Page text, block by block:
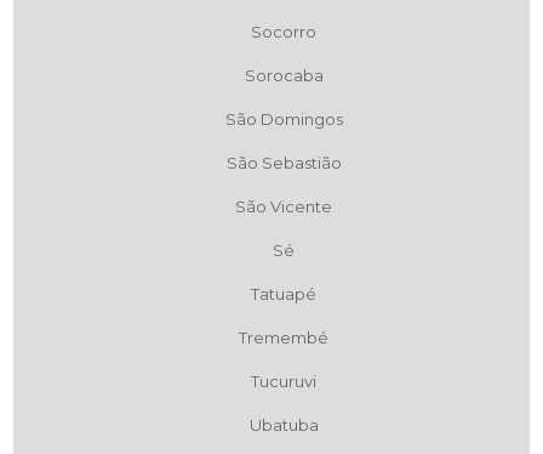
Socorro
Sorocaba
São Domingos
São Sebastião
São Vicente
Sé
Tatuapé
Tremembé
Tucuruvi
Ubatuba